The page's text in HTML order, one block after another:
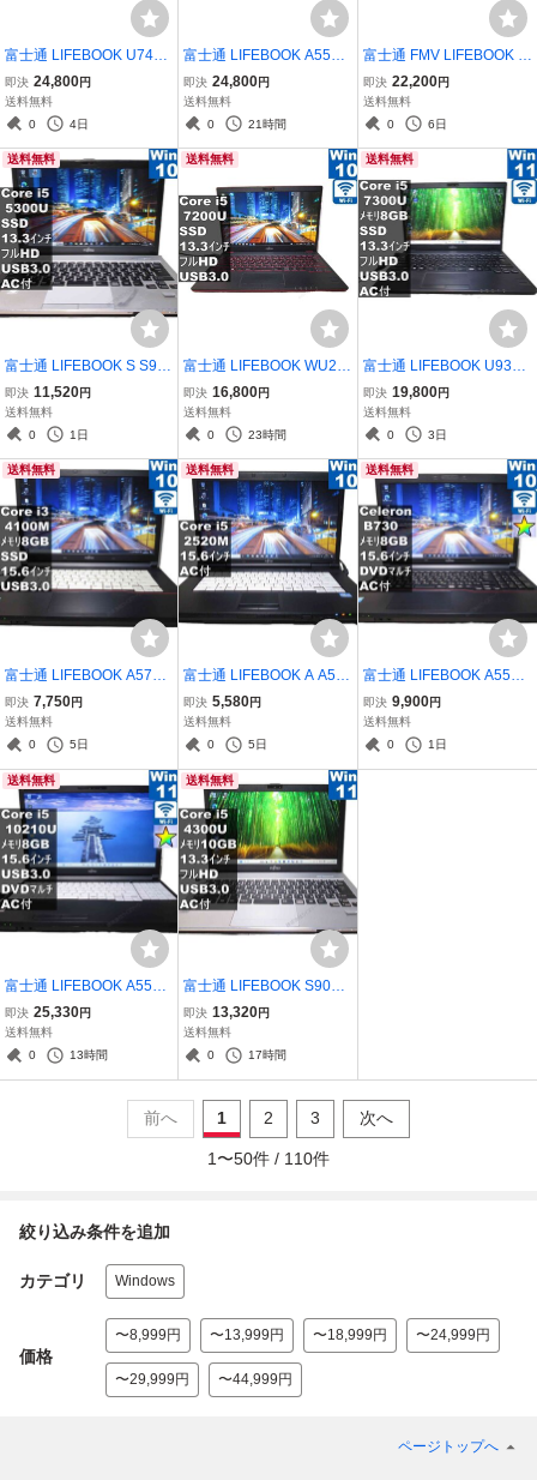
富士通 LIFEBOOK U749/
A【M.2 SSD搭載】 Cor
e i5 8365U 【Windows1
1 Pro】 ／充電可／Wi-Fi
即決 24,800円
送料無料
0
4日
富士通 LIFEBOOK A5510/
E【SSD搭載】 Core i5
10310U 【Windows11
Pro】MS 365 Office Web
／長期保証 [96889]
即決 24,800円
送料無料
0
21時間
富士通 FMV LIFEBOOK A
H50/C3【大容量HDD搭
載】 Core i7 7700HQ
【Windows11 Home】 ／
[96504]
即決 22,200円
送料無料
0
6日
送料無料
富士通 LIFEBOOK S S93
5/K【SSD搭載】 Core i
5 5300U 【Windows10
Pro】MS 365 Office Web
付 [96119]
即決 11,520円
送料無料
0
1日
送料無料
富士通 LIFEBOOK WU2/B
1【M.2 SSD搭載】 Cor
e i5 7200U 【Windows1
0 Pro】MS 365 Office We
I／長期保証 [96900]
即決 16,800円
送料無料
0
23時間
送料無料
富士通 LIFEBOOK U937/
P【M.2 SSD搭載】 Cor
e i5 7300U 【Windows1
1 Pro】MS 365 Office We
I／長期保証 [96700]
即決 19,800円
送料無料
0
3日
送料無料
富士通 LIFEBOOK A574/
M【SSD搭載】 Core i3
4100M 【Windows10 Pr
o】 ／Wi-Fi／保証付 [959
即決 7,750円
送料無料
0
5日
送料無料
富士通 LIFEBOOK A A56
1/C【Core i5 2520M】
【Windows10 Pro】MS 3
65 Office Web／長期保証
即決 5,580円
送料無料
0
5日
送料無料
富士通 LIFEBOOK A553/
GX【Celeron B730 1.8G
Hz】 【Windows10 Pr
o】MS 365 Office Web／
即決 9,900円
送料無料
0
1日
送料無料
富士通 LIFEBOOK A5510/
FX【Core i5 10210U】
【Windows11 Pro】MS 3
65 Office Web／充電可／
即決 25,330円
送料無料
0
13時間
送料無料
富士通 LIFEBOOK S904/J
【Core i5 4300U】 10G
Bメモリ 【Windows11
Pro】MS 365 Office Web
即決 13,320円
送料無料
0
17時間
前へ 1 2 3 次へ
1 〜50件 / 110件
絞り込み条件を追加
カテゴリ Windows
価格
〜8,999円 〜13,999円 〜18,999円 〜24,999円
〜29,999円 〜44,999円
ページトップへ